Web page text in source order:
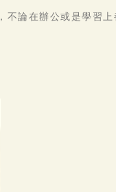
論在辦公或是學習